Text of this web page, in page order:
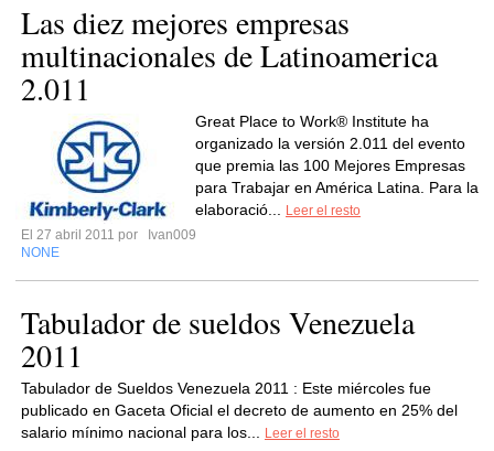
Las diez mejores empresas
multinacionales de Latinoamerica
2.011
Great Place to Work® Institute ha
organizado la versión 2.011 del evento
que premia las 100 Mejores Empresas
para Trabajar en América Latina. Para la
elaboració...
Leer el resto
El 27 abril 2011 por
Ivan009
NONE
Tabulador de sueldos Venezuela
2011
Tabulador de Sueldos Venezuela 2011 : Este miércoles fue
publicado en Gaceta Oficial el decreto de aumento en 25% del
salario mínimo nacional para los...
Leer el resto